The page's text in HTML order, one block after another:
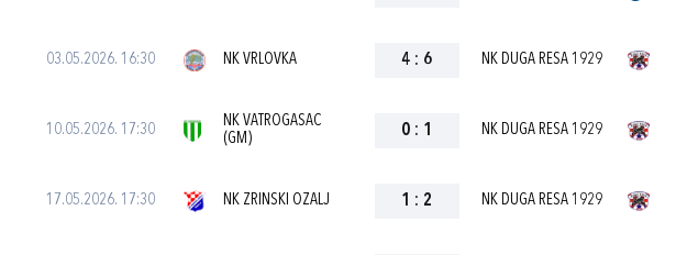
03.05.2026. 16:30 NK VRLOVKA 4 : 6 NK DUGA RESA 1929
10.05.2026. 17:30
NK VATROGASAC
(GM)
0 : 1 NK DUGA RESA 1929
17.05.2026. 17:30 NK ZRINSKI OZALJ 1 : 2 NK DUGA RESA 1929